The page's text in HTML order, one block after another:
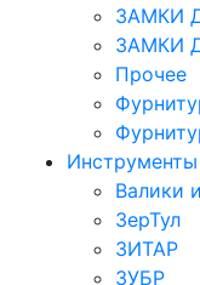
ЗАМКИ
ЗАМКИ
Прочее
Инструменты
Валики
ЗерТул
ЗИТАР
ЗУБР